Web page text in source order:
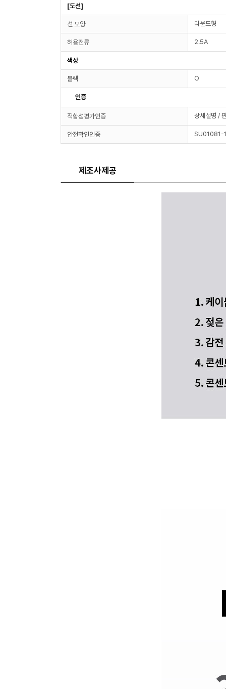
[도선]
선 모양 라운드형
허용전류 2.5A
색상
블랙 O
인증
적합성평가인증 상세설명 /
안전확인인증
제조사제공